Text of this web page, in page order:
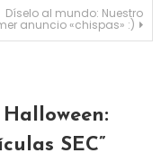
Díselo al mundo: Nuestro
anuncio «chispas» :)
Halloween:
SEC”